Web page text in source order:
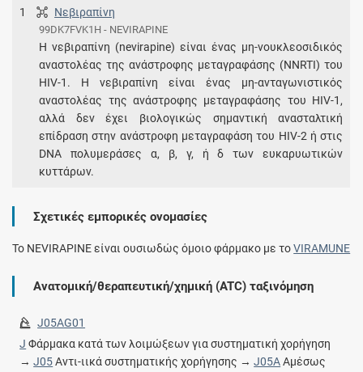
1 Νεβιραπίνη
99DK7FVK1H - NEVIRAPINE
Η νεβιραπίνη (nevirapine) είναι ένας μη-νουκλεοσιδικός
αναστολέας της ανάστροφης μεταγραφάσης (NNRTI) του
HIV-1. Η νεβιραπίνη είναι ένας μη-ανταγωνιστικός
αναστολέας της ανάστροφης μεταγραφάσης του HIV-1,
αλλά δεν έχει βιολογικώς σημαντική ανασταλτική
επίδραση στην ανάστροφη μεταγραφάση του HIV-2 ή στις
DNA πολυμεράσες α, β, γ, ή δ των ευκαρυωτικών
κυττάρων.
Σχετικές εμπορικές ονομασίες
To NEVIRAPINE είναι ουσιωδώς όμοιο φάρμακο με τοVIRAMUNE
Ανατομική/θεραπευτική/χημική (ATC) ταξινόμηση
J05AG01
J Φάρμακα κατά των λοιμώξεων για συστηματική χορήγηση
→J05Αντι-ιικά συστηματικής χορήγησης →J05AΑμέσως